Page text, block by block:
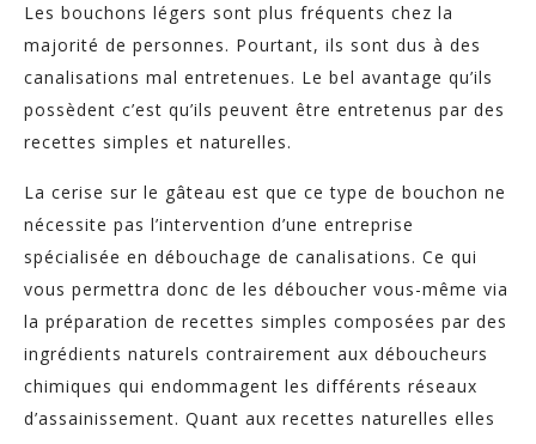
Les bouchons légers sont plus fréquents chez la
majorité de personnes. Pourtant, ils sont dus à des
canalisations mal entretenues. Le bel avantage qu’ils
possèdent c’est qu’ils peuvent être entretenus par des
recettes simples et naturelles.
La cerise sur le gâteau est que ce type de bouchon ne
nécessite pas l’intervention d’une entreprise
spécialisée en débouchage de canalisations. Ce qui
vous permettra donc de les déboucher vous-même via
la préparation de recettes simples composées par des
ingrédients naturels contrairement aux déboucheurs
chimiques qui endommagent les différents réseaux
d’assainissement. Quant aux recettes naturelles elles